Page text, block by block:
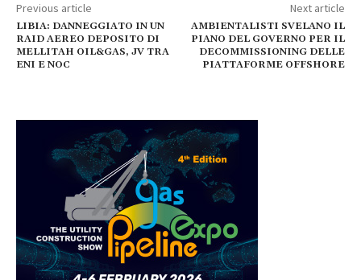
Previous article
LIBIA: DANNEGGIATO IN UN
RAID AEREO DEPOSITO DI
MELLITAH OIL&GAS, JV TRA
ENI E NOC
Next article
AMBIENTALISTI SVELANO IL
PIANO DEL GOVERNO PER IL
DECOMMISSIONING DELLE
PIATTAFORME OFFSHORE